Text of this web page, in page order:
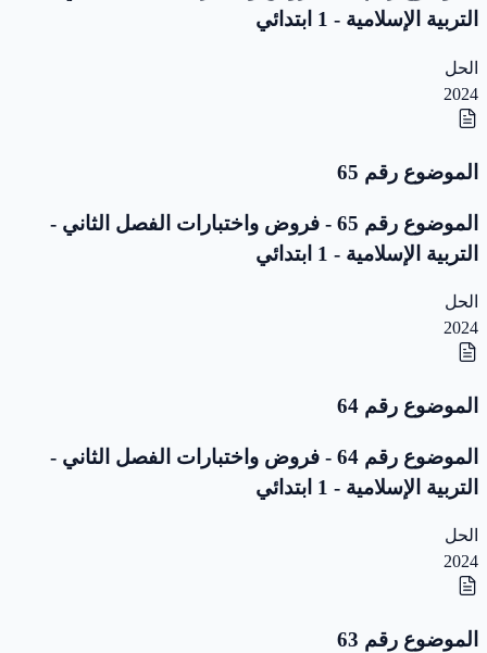
التربية الإسلامية - 1 ابتدائي
الحل
2024
الموضوع رقم 65
الموضوع رقم 65 - فروض واختبارات الفصل الثاني -
التربية الإسلامية - 1 ابتدائي
الحل
2024
الموضوع رقم 64
الموضوع رقم 64 - فروض واختبارات الفصل الثاني -
التربية الإسلامية - 1 ابتدائي
الحل
2024
الموضوع رقم 63